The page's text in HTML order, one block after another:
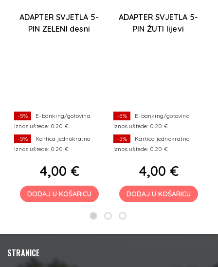
ADAPTER SVJETLA 5-
PIN ZELENI desni
-5%
E-banking/gotovina
Iznos uštede: 0.20 €
-5%
Kartica jednokratno
Iznos uštede: 0.20 €
4,00 €
DODAJ U KOŠARICU
ADAPTER SVJETLA 5-
PIN ŽUTI lijevi
-5%
E-banking/gotovina
Iznos uštede: 0.20 €
-5%
Kartica jednokratno
Iznos uštede: 0.20 €
4,00 €
DODAJ U KOŠARICU
STRANICE